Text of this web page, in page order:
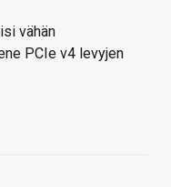
vähän
PCIe v4 levyjen